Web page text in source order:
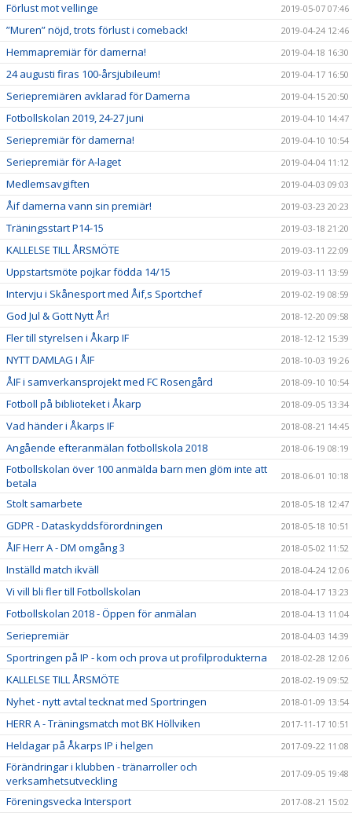
Förlust mot vellinge 2019-05-07 07:46
”Muren” nöjd, trots förlust i comeback! 2019-04-24 12:46
Hemmapremiär för damerna! 2019-04-18 16:30
24 augusti firas 100-årsjubileum! 2019-04-17 16:50
Seriepremiären avklarad för Damerna 2019-04-15 20:50
Fotbollskolan 2019, 24-27 juni 2019-04-10 14:47
Seriepremiär för damerna! 2019-04-10 10:54
Seriepremiär för A-laget 2019-04-04 11:12
Medlemsavgiften 2019-04-03 09:03
Åif damerna vann sin premiär! 2019-03-23 20:23
Träningsstart P14-15 2019-03-18 21:20
KALLELSE TILL ÅRSMÖTE 2019-03-11 22:09
Uppstartsmöte pojkar födda 14/15 2019-03-11 13:59
Intervju i Skånesport med Åif,s Sportchef 2019-02-19 08:59
God Jul & Gott Nytt År! 2018-12-20 09:58
Fler till styrelsen i Åkarp IF 2018-12-12 15:39
NYTT DAMLAG I ÅIF 2018-10-03 19:26
ÅIF i samverkansprojekt med FC Rosengård 2018-09-10 10:54
Fotboll på biblioteket i Åkarp 2018-09-05 13:34
Vad händer i Åkarps IF 2018-08-21 14:45
Angående efteranmälan fotbollskola 2018 2018-06-19 08:19
Fotbollskolan över 100 anmälda barn men glöm inte att
betala
2018-06-01 10:18
Stolt samarbete 2018-05-18 12:47
GDPR - Dataskyddsförordningen 2018-05-18 10:51
ÅIF Herr A - DM omgång 3 2018-05-02 11:52
Inställd match ikväll 2018-04-24 12:06
Vi vill bli fler till Fotbollskolan 2018-04-17 13:23
Fotbollskolan 2018 - Öppen för anmälan 2018-04-13 11:04
Seriepremiär 2018-04-03 14:39
Sportringen på IP - kom och prova ut profilprodukterna 2018-02-28 12:06
KALLELSE TILL ÅRSMÖTE 2018-02-19 09:52
Nyhet - nytt avtal tecknat med Sportringen 2018-01-09 13:54
HERR A - Träningsmatch mot BK Höllviken 2017-11-17 10:51
Heldagar på Åkarps IP i helgen 2017-09-22 11:08
Förändringar i klubben - tränarroller och
verksamhetsutveckling
2017-09-05 19:48
Föreningsvecka Intersport 2017-08-21 15:02